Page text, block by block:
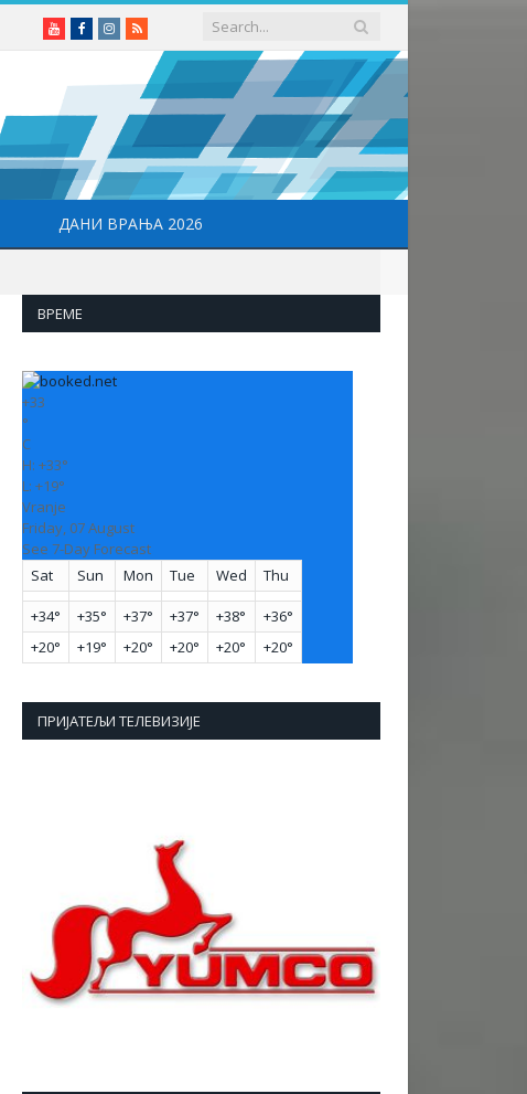
YoutubeFacebookInstagram
RSS
ДАНИ ВРАЊА 2026
ВРЕМЕ
+33
°
C
H: +33°
L: +19°
Vranje
Friday, 07 August
See 7-Day Forecast
Sat
Sun Mon Tue Wed Thu
+34° +35° +37° +37° +38° +36°
+20° +19° +20° +20° +20° +20°
ПРИЈАТЕЉИ ТЕЛЕВИЗИЈЕ